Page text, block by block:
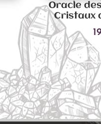
Oracle
Cristaux